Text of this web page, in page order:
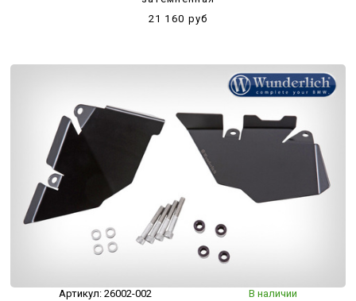
21 160 руб
Артикул: 26002-002 В наличии